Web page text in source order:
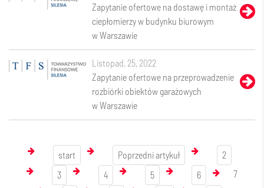
Zapytanie ofertowe na dostawę i montaż
ciepłomierzy w budynku biurowym
w Warszawie
listopad, 25, 2022
Zapytanie ofertowe na przeprowadzenie
rozbiórki obiektów garażowych
w Warszawie
start Poprzedni artykuł
2
3
4 5 6
7